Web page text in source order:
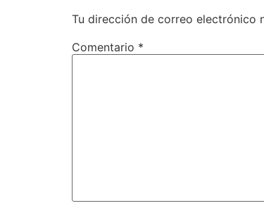
Tu dirección de correo electrónico
Comentario *